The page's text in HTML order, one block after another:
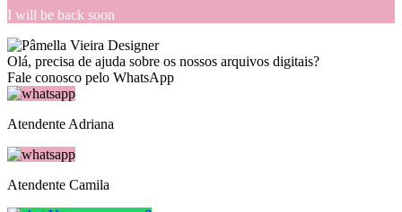
I will be back soon
Olá, precisa de ajuda sobre os nossos arquivos digitais?
Fale conosco pelo WhatsApp
Atendente Adriana
Atendente Camila